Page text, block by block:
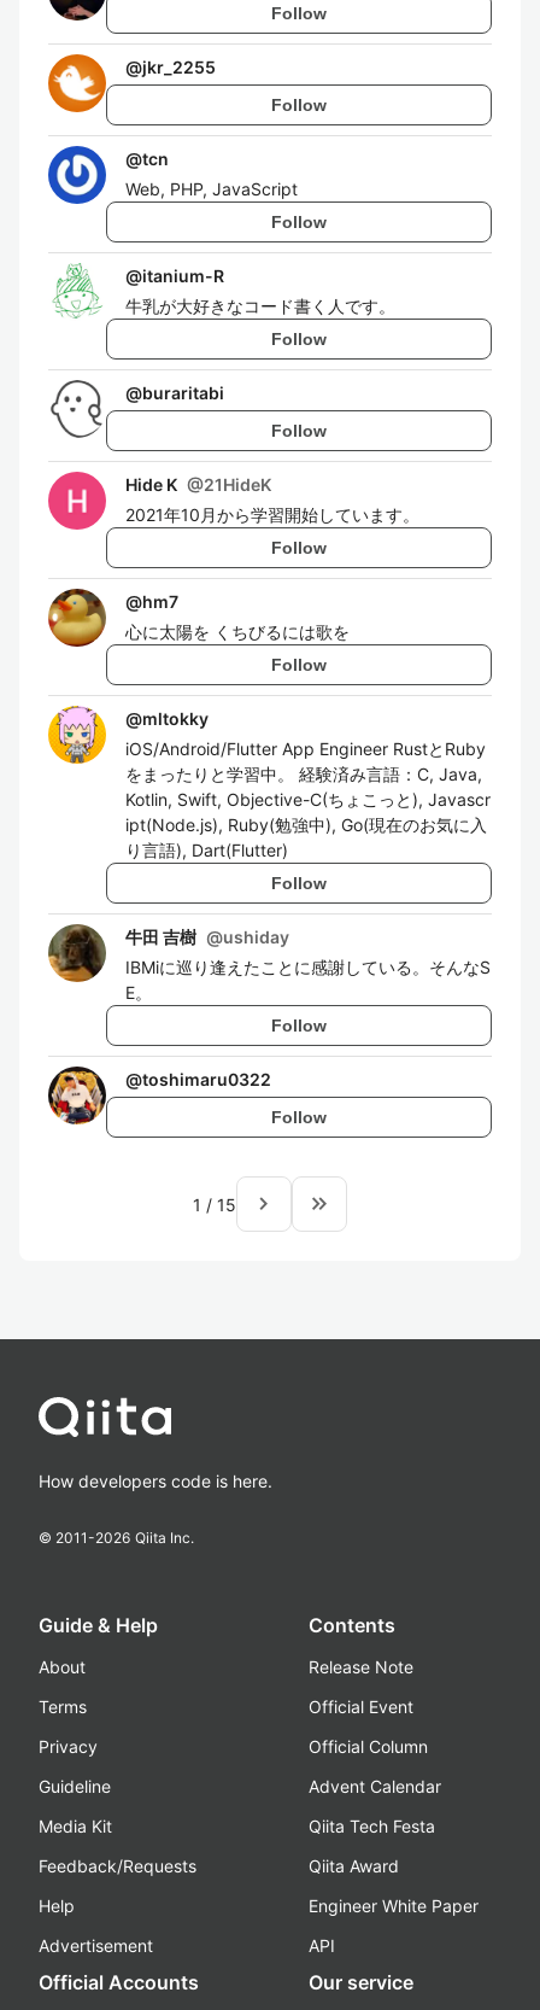
Follow
@jkr_2255
Follow
@tcn
Web, PHP, JavaScript
Follow
@itanium-R
牛乳が大好きなコード書く人です。
Follow
@buraritabi
Follow
Hide K @21HideK
2021年10月から学習開始しています。
Follow
@hm7
心に太陽を くちびるには歌を
Follow
@mltokky
iOS/Android/Flutter App Engineer RustとRuby
をまったりと学習中。 経験済み言語：C, Java,
Kotlin, Swift, Objective-C(ちょこっと), Javascr
ipt(Node.js), Ruby(勉強中), Go(現在のお気に入
り言語), Dart(Flutter)
Follow
牛田 吉樹 @ushiday
IBMiに巡り逢えたことに感謝している。そんなS
E。
Follow
@toshimaru0322
Follow
1 / 15 navigate_next keyboard_double_arrow_right
How developers code is here.
© 2011-2026 Qiita Inc.
Guide & Help
About
Terms
Privacy
Guideline
Media Kit
Feedback/Requests
Help
Advertisement
Contents
Release Note
Official Event
Official Column
Advent Calendar
Qiita Tech Festa
Qiita Award
Engineer White Paper
API
Official Accounts Our service